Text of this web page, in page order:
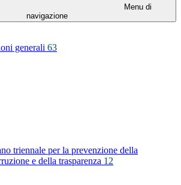
Menu di
navigazione
generali 63
triennale per la prevenzione della
e della trasparenza 12